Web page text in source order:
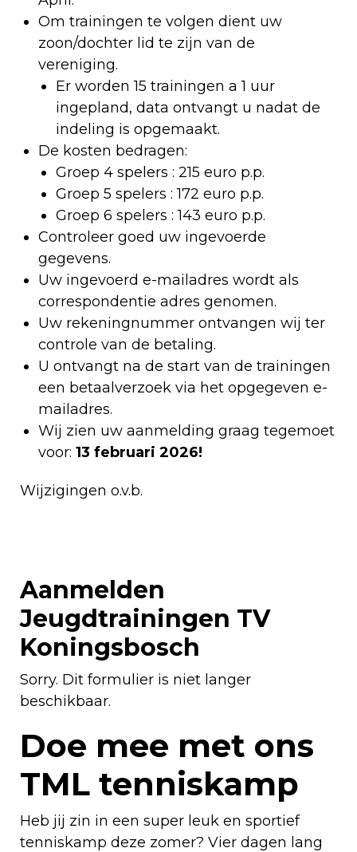
Om trainingen te volgen dient uw
zoon/dochter lid te zijn van de
vereniging.
Er worden 15 trainingen a 1 uur
ingepland, data ontvangt u nadat de
indeling is opgemaakt.
De kosten bedragen:
Groep 4 spelers : 215 euro p.p.
Groep 5 spelers : 172 euro p.p.
Groep 6 spelers : 143 euro p.p.
Controleer goed uw ingevoerde
gegevens.
Uw ingevoerd e-mailadres wordt als
correspondentie adres genomen.
Uw rekeningnummer ontvangen wij ter
controle van de betaling.
U ontvangt na de start van de trainingen
een betaalverzoek via het opgegeven e-
mailadres.
Wij zien uw aanmelding graag tegemoet
voor: 13 februari 2026!
Wijzigingen o.v.b.
Aanmelden
Jeugdtrainingen TV
Koningsbosch
Sorry. Dit formulier is niet langer
beschikbaar.
Doe mee met ons
TML tenniskamp
Heb jij zin in een super leuk en sportief
tenniskamp deze zomer? Vier dagen lang